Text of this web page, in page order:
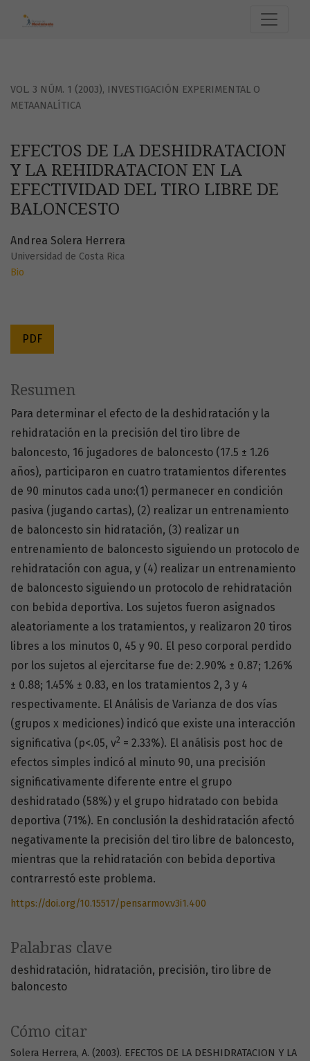
VOL. 3 NÚM. 1 (2003), INVESTIGACIÓN EXPERIMENTAL O
METAANALÍTICA
EFECTOS DE LA DESHIDRATACION
Y LA REHIDRATACION EN LA
EFECTIVIDAD DEL TIRO LIBRE DE
BALONCESTO
Andrea Solera Herrera
Universidad de Costa Rica
Bio
PDF
Palabras clave
deshidratación hidratación precisión tiro libre de
baloncesto
Cómo citar
Solera Herrera, A. (2003). EFECTOS DE LA DESHIDRATACION Y LA
Resumen
Para determinar el efecto de la deshidratación y la
rehidratación en la precisión del tiro libre de
baloncesto, 16 jugadores de baloncesto (17.5 ± 1.26
años), participaron en cuatro tratamientos diferentes
de 90 minutos cada uno:(1) permanecer en condición
pasiva (jugando cartas), (2) realizar un entrenamiento
de baloncesto sin hidratación, (3) realizar un
entrenamiento de baloncesto siguiendo un protocolo de
rehidratación con agua, y (4) realizar un entrenamiento
de baloncesto siguiendo un protocolo de rehidratación
con bebida deportiva. Los sujetos fueron asignados
aleatoriamente a los tratamientos, y realizaron 20 tiros
libres a los minutos 0, 45 y 90. El peso corporal perdido
por los sujetos al ejercitarse fue de: 2.90% ± 0.87; 1.26%
± 0.88; 1.45% ± 0.83, en los tratamientos 2, 3 y 4
respectivamente. El Análisis de Varianza de dos vías
(grupos x mediciones) indicó que existe una interacción
significativa (p<.05, v2 = 2.33%). El análisis post hoc de
efectos simples indicó al minuto 90, una precisión
significativamente diferente entre el grupo
deshidratado (58%) y el grupo hidratado con bebida
deportiva (71%). En conclusión la deshidratación afectó
negativamente la precisión del tiro libre de baloncesto,
mientras que la rehidratación con bebida deportiva
contrarrestó este problema.
https://doi.org/10.15517/pensarmov.v3i1.400